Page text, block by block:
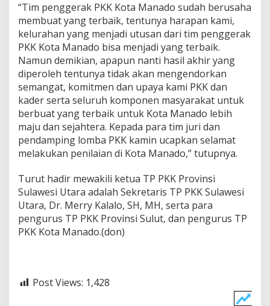
“Tim penggerak PKK Kota Manado sudah berusaha
membuat yang terbaik, tentunya harapan kami,
kelurahan yang menjadi utusan dari tim penggerak
PKK Kota Manado bisa menjadi yang terbaik.
Namun demikian, apapun nanti hasil akhir yang
diperoleh tentunya tidak akan mengendorkan
semangat, komitmen dan upaya kami PKK dan
kader serta seluruh komponen masyarakat untuk
berbuat yang terbaik untuk Kota Manado lebih
maju dan sejahtera. Kepada para tim juri dan
pendamping lomba PKK kamin ucapkan selamat
melakukan penilaian di Kota Manado,” tutupnya.
Turut hadir mewakili ketua TP PKK Provinsi
Sulawesi Utara adalah Sekretaris TP PKK Sulawesi
Utara, Dr. Merry Kalalo, SH, MH, serta para
pengurus TP PKK Provinsi Sulut, dan pengurus TP
PKK Kota Manado.(don)
Post Views: 1,428